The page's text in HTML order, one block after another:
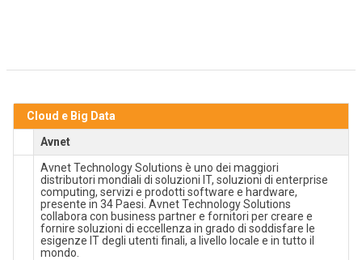
Cloud e Big Data
Avnet
Avnet Technology Solutions è uno dei maggiori
distributori mondiali di soluzioni IT, soluzioni di enterprise
computing, servizi e prodotti software e hardware,
presente in 34 Paesi. Avnet Technology Solutions
collabora con business partner e fornitori per creare e
fornire soluzioni di eccellenza in grado di soddisfare le
esigenze IT degli utenti finali, a livello locale e in tutto il
mondo.